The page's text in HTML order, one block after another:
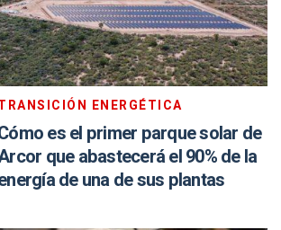
ENERGÉTICA
es el primer parque solar de
que abastecerá el 90% de la
de una de sus plantas